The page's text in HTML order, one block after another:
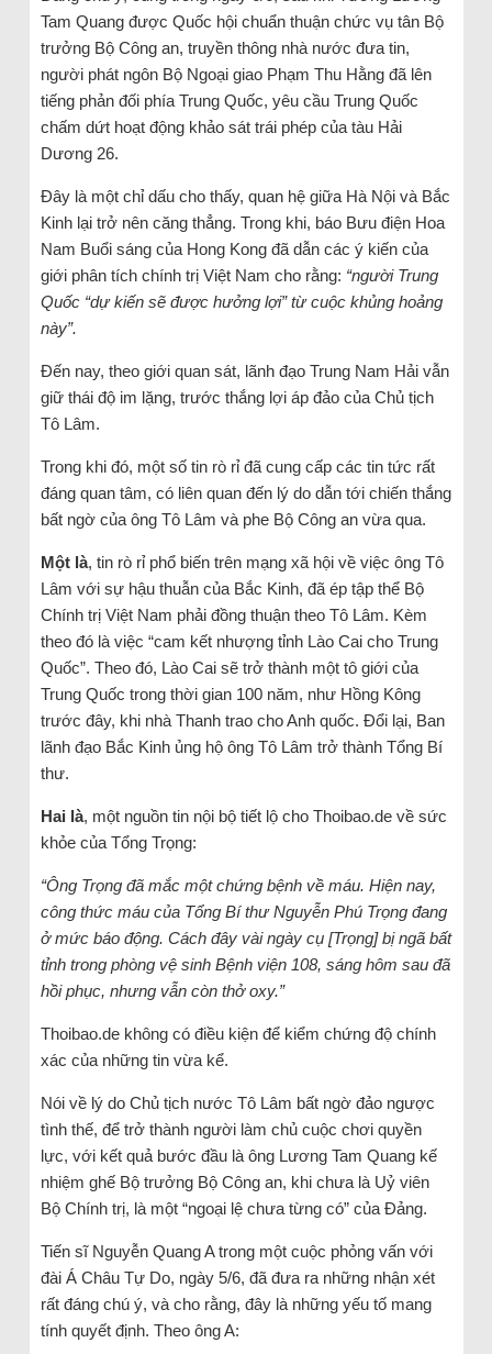
Tam Quang được Quốc hội chuẩn thuận chức vụ tân Bộ
trưởng Bộ Công an, truyền thông nhà nước đưa tin,
người phát ngôn Bộ Ngoại giao Phạm Thu Hằng đã lên
tiếng phản đối phía Trung Quốc, yêu cầu Trung Quốc
chấm dứt hoạt động khảo sát trái phép của tàu Hải
Dương 26.
Đây là một chỉ dấu cho thấy, quan hệ giữa Hà Nội và Bắc
Kinh lại trở nên căng thẳng. Trong khi, báo Bưu điện Hoa
Nam Buổi sáng của Hong Kong đã dẫn các ý kiến của
giới phân tích chính trị Việt Nam cho rằng: “người Trung
Quốc “dự kiến sẽ được hưởng lợi” từ cuộc khủng hoảng
này”.
Đến nay, theo giới quan sát, lãnh đạo Trung Nam Hải vẫn
giữ thái độ im lặng, trước thắng lợi áp đảo của Chủ tịch
Tô Lâm.
Trong khi đó, một số tin rò rỉ đã cung cấp các tin tức rất
đáng quan tâm, có liên quan đến lý do dẫn tới chiến thắng
bất ngờ của ông Tô Lâm và phe Bộ Công an vừa qua.
Một là, tin rò rỉ phổ biến trên mạng xã hội về việc ông Tô
Lâm với sự hậu thuẫn của Bắc Kinh, đã ép tập thể Bộ
Chính trị Việt Nam phải đồng thuận theo Tô Lâm. Kèm
theo đó là việc “cam kết nhượng tỉnh Lào Cai cho Trung
Quốc”. Theo đó, Lào Cai sẽ trở thành một tô giới của
Trung Quốc trong thời gian 100 năm, như Hồng Kông
trước đây, khi nhà Thanh trao cho Anh quốc. Đổi lại, Ban
lãnh đạo Bắc Kinh ủng hộ ông Tô Lâm trở thành Tổng Bí
thư.
Hai là, một nguồn tin nội bộ tiết lộ cho Thoibao.de về sức
khỏe của Tổng Trọng:
“Ông Trọng đã mắc một chứng bệnh về máu. Hiện nay,
công thức máu của Tổng Bí thư Nguyễn Phú Trọng đang
ở mức báo động. Cáchđây vài ngày cụ [Trọng] bị ngã bất
tỉnh trong phòng vệ sinh Bệnh viện 108, sáng hôm sau đã
hồi phục, nhưng vẫn còn thở oxy.”
Thoibao.de không có điều kiện để kiểm chứng độ chính
xác của những tin vừa kể.
Nói về lý do Chủ tịch nước Tô Lâm bất ngờ đảo ngược
tình thế, để trở thành người làm chủ cuộc chơi quyền
lực, với kết quả bước đầu là ông Lương Tam Quang kế
nhiệm ghế Bộ trưởng Bộ Công an, khi chưa là Uỷ viên
Bộ Chính trị, là một “ngoại lệ chưa từng có” của Đảng.
Tiến sĩ Nguyễn Quang A trong một cuộc phỏng vấn với
đài Á Châu Tự Do, ngày 5/6, đã đưa ra những nhận xét
rất đáng chú ý, và cho rằng, đây là những yếu tố mang
tính quyết định. Theo ông A: